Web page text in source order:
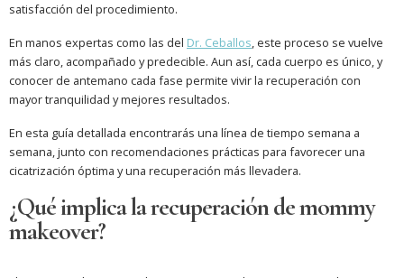
satisfacción del procedimiento.
En manos expertas como las del Dr. Ceballos, este proceso se vuelve
más claro, acompañado y predecible. Aun así, cada cuerpo es único, y
conocer de antemano cada fase permite vivir la recuperación con
mayor tranquilidad y mejores resultados.
En esta guía detallada encontrarás una línea de tiempo semana a
semana, junto con recomendaciones prácticas para favorecer una
cicatrización óptima y una recuperación más llevadera.
¿Qué implica la recuperación de mommy
makeover?